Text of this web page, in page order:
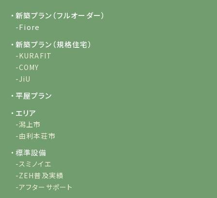
・新築プラン（フルオーダー）
-Fiore
・新築プラン（規格住宅）
-KURAFIT
-COMY
-JiU
・平屋プラン
・エリア
-潟上市
-由利本荘市
・標準設備
-スミノイエ
-ZEH普及実績
-アフターサポート